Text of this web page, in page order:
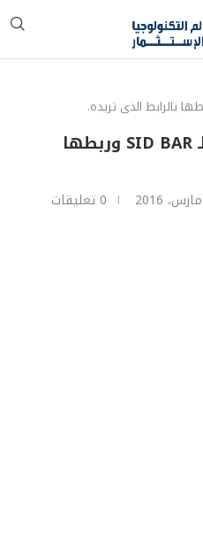
كيفية وضع صوره فى الـ SID BAR وربطها
0 تعليقات